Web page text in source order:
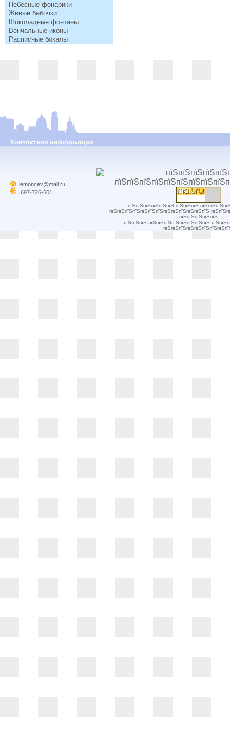
Небесные фонарики
Живые бабочки
Шоколадные фонтаны
Венчальные иконы
Расписные бокалы
lemoncev@mail.ru
697-726-601
пїЅпїЅпїЅпїЅпїЅпїЅ пїЅпїЅпїЅ
пїЅпїЅпїЅпїЅпїЅпїЅпїЅпїЅпїЅпїЅпїЅпїЅпїЅ
пїЅпїЅпїЅпїЅпїЅ
пїЅпїЅпїЅ пїЅпїЅпїЅпїЅпїЅпїЅпїЅпїЅ